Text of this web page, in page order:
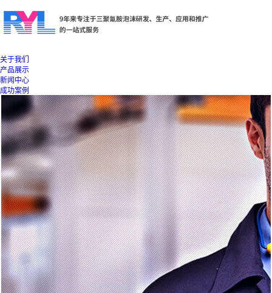
关于我们
产品展示
新闻中心
成功案例